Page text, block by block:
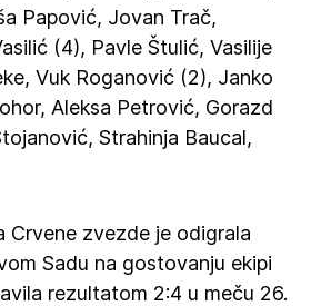
Papović, Jovan Trač,
(4), Pavle Štulić, Vasilije
Vuk Roganović (2), Janko
Aleksa Petrović, Gorazd
Strahinja Baucal,
Crvene zvezde je odigrala
Sadu na gostovanju ekipi
rezultatom 2:4 u meču 26.